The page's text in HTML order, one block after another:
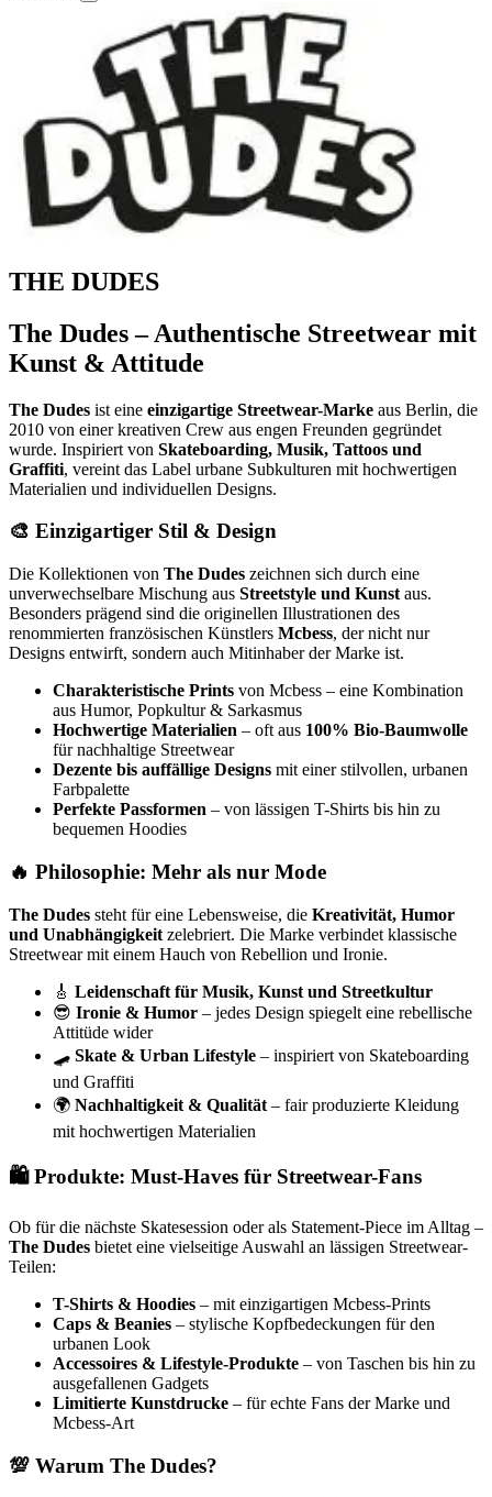
THE DUDES
The Dudes – Authentische Streetwear mit
Kunst & Attitude
The Dudes ist eine einzigartige Streetwear-Marke aus Berlin, die
2010 von einer kreativen Crew aus engen Freunden gegründet
wurde. Inspiriert von Skateboarding, Musik, Tattoos und
Graffiti, vereint das Label urbane Subkulturen mit hochwertigen
Materialien und individuellen Designs.
🎨 Einzigartiger Stil & Design
Die Kollektionen von The Dudes zeichnen sich durch eine
unverwechselbare Mischung aus Streetstyle und Kunst aus.
Besonders prägend sind die originellen Illustrationen des
renommierten französischen Künstlers Mcbess, der nicht nur
Designs entwirft, sondern auch Mitinhaber der Marke ist.
Charakteristische Prints von Mcbess – eine Kombination
aus Humor, Popkultur & Sarkasmus
Hochwertige Materialien – oft aus 100% Bio-Baumwolle
für nachhaltige Streetwear
Dezente bis auffällige Designs mit einer stilvollen, urbanen
Farbpalette
Perfekte Passformen – von lässigen T-Shirts bis hin zu
bequemen Hoodies
🔥 Philosophie: Mehr als nur Mode
The Dudes steht für eine Lebensweise, die Kreativität, Humor
und Unabhängigkeit zelebriert. Die Marke verbindet klassische
Streetwear mit einem Hauch von Rebellion und Ironie.
🎸 Leidenschaft für Musik, Kunst und Streetkultur
😎 Ironie & Humor – jedes Design spiegelt eine rebellische
Attitüde wider
🛹 Skate & Urban Lifestyle – inspiriert von Skateboarding
und Graffiti
🌍 Nachhaltigkeit & Qualität – fair produzierte Kleidung
mit hochwertigen Materialien
🛍️ Produkte: Must-Haves für Streetwear-Fans
Ob für die nächste Skatesession oder als Statement-Piece im Alltag –
The Dudes bietet eine vielseitige Auswahl an lässigen Streetwear-
Teilen:
T-Shirts & Hoodies – mit einzigartigen Mcbess-Prints
Caps & Beanies – stylische Kopfbedeckungen für den
urbanen Look
Accessoires & Lifestyle-Produkte – von Taschen bis hin zu
ausgefallenen Gadgets
Limitierte Kunstdrucke – für echte Fans der Marke und
Mcbess-Art
💯 Warum The Dudes?